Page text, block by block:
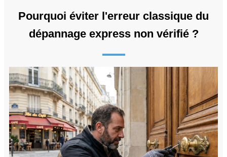
Pourquoi éviter l'erreur classique du
dépannage express non vérifié ?